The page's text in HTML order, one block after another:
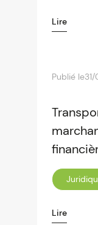
Lire
Publié le
Lire